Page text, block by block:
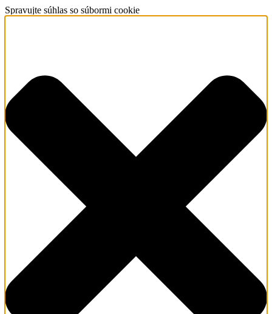
Spravujte súhlas so súbormi cookie